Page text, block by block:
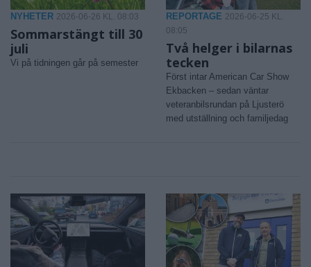
NYHETER 2026-06-26 KL. 08:03
Sommarstängt till 30
juli
Vi på tidningen går på semester
REPORTAGE 2026-06-25 KL.
08:05
Två helger i bilarnas
tecken
Först intar American Car Show
Ekbacken – sedan väntar
veteranbilsrundan på Ljusterö
med utställning och familjedag